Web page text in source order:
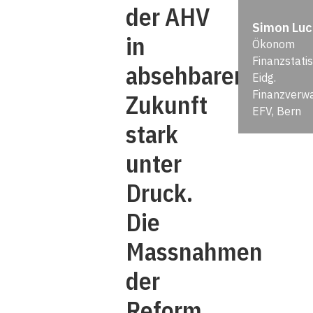
der AHV
in
absehbarer
Zukunft
stark
unter
Druck.
Die
Massnahmen
der
Simon
Ökonom
Eidg.
EFV, Bern